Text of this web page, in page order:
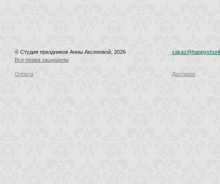
© Студия праздников Анны Аксеновой, 2026
Все права защищены
Оплата Доставка